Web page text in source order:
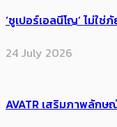
‘ซูเปอร์เอลนีโญ’ ไม่ใ
24 July 2026
AVATR เสริมภาพลักษ